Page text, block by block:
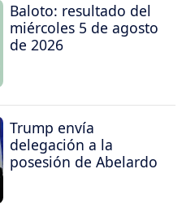
Baloto: resultado del
miércoles 5 de agosto
de 2026
Trump envía
delegación a la
posesión de Abelardo